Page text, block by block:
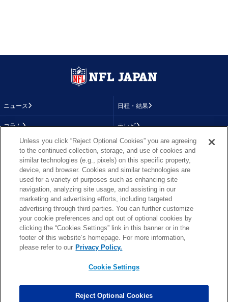
ニュース 日程・結果
コラム テレビ
画像
順位表
About NFL
More NFL 特集
TOP お問い合わせ FAQ
PHOTO BY AP Images / PHOTO BY Getty Images
Unless you click “Reject Optional Cookies” you are agreeing
to the continued collection, storage, and use of cookies and
similar technologies (e.g., pixels) on this specific property,
device, and browser. Cookies and similar technologies are
used for a variety of purposes such as enhancing site
navigation, analyzing site usage, and assisting in our
marketing and advertising efforts, including targeted
advertising through third parties. You can further customize
your cookie preferences and opt out of optional cookies by
clicking the “Cookies Settings” link in this banner or in the
footer of this website’s homepage. For more information,
please refer to our Privacy Policy.
Cookie Settings
Reject Optional Cookies